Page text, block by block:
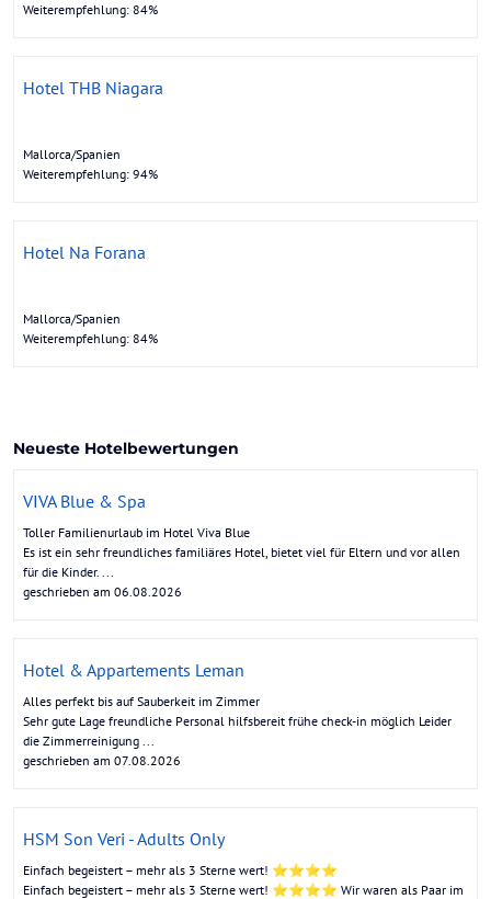
Weiterempfehlung: 84%
Hotel THB Niagara
Mallorca/Spanien
Weiterempfehlung: 94%
Hotel Na Forana
Mallorca/Spanien
Weiterempfehlung: 84%
Neueste Hotelbewertungen
VIVA Blue & Spa
Toller Familienurlaub im Hotel Viva Blue
Es ist ein sehr freundliches familiäres Hotel, bietet viel für Eltern und vor allen
für die Kinder. ...
geschrieben am 06.08.2026
Hotel & Appartements Leman
Alles perfekt bis auf Sauberkeit im Zimmer
Sehr gute Lage freundliche Personal hilfsbereit frühe check-in möglich Leider
die Zimmerreinigung ...
geschrieben am 07.08.2026
HSM Son Veri - Adults Only
Einfach begeistert – mehr als 3 Sterne wert! ⭐⭐⭐⭐
Einfach begeistert – mehr als 3 Sterne wert! ⭐⭐⭐⭐ Wir waren als Paar im